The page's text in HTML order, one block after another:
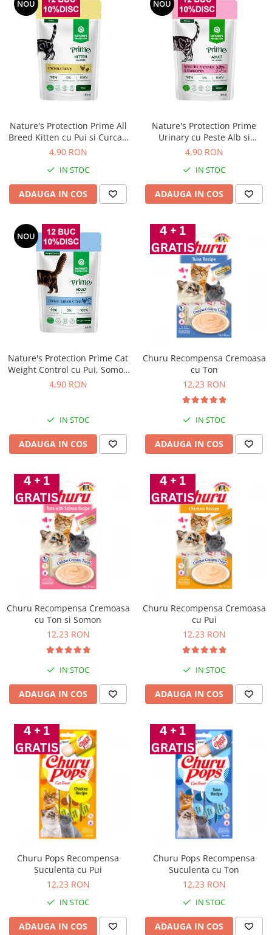
NOU
Nature's Protection Prime All
Breed Kitten cu Pui si Curcan
85 Gr
4,90 RON
IN STOC
ADAUGA IN COS
NOU
Nature's Protection Prime
Urinary cu Peste Alb si
Merisoare pentru Pisici 85 Gr
4,90 RON
IN STOC
ADAUGA IN COS
NOU
Nature's Protection Prime Cat
Weight Control cu Pui, Somon
si Ton 85 Gr
4,90 RON
IN STOC
ADAUGA IN COS
Churu Recompensa Cremoasa
cu Ton
12,23 RON
IN STOC
ADAUGA IN COS
Churu Recompensa Cremoasa
cu Ton si Somon
12,23 RON
IN STOC
ADAUGA IN COS
Churu Recompensa Cremoasa
cu Pui
12,23 RON
IN STOC
ADAUGA IN COS
Churu Pops Recompensa
Suculenta cu Pui
12,23 RON
IN STOC
ADAUGA IN COS
Churu Pops Recompensa
Suculenta cu Ton
12,23 RON
IN STOC
ADAUGA IN COS